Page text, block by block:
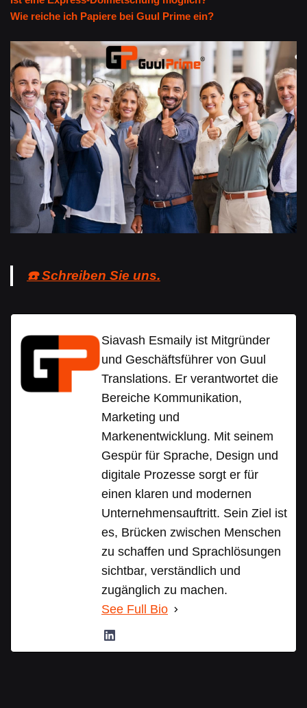
Wie reiche ich Papiere bei Guul Prime ein?
☎️ Schreiben Sie uns.
Siavash Esmaily ist Mitgründer
und Geschäftsführer von Guul
Translations. Er verantwortet die
Bereiche Kommunikation,
Marketing und
Markenentwicklung. Mit seinem
Gespür für Sprache, Design und
digitale Prozesse sorgt er für
einen klaren und modernen
Unternehmensauftritt. Sein Ziel ist
es, Brücken zwischen Menschen
zu schaffen und Sprachlösungen
sichtbar, verständlich und
zugänglich zu machen.
See Full Bio